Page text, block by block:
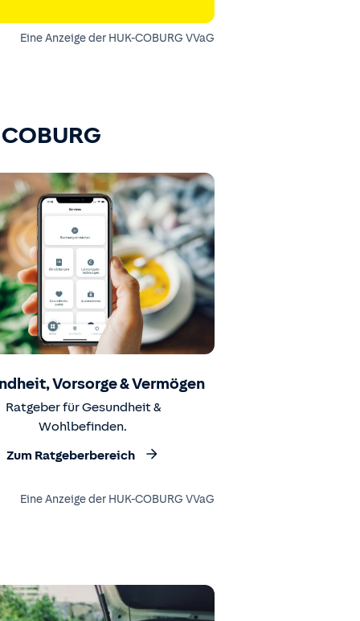
Eine Anzeige der HUK-COBURG VVaG
Vorsorge & Vermögen
Ratgeber für Gesundheit &
Wohlbefinden.
Zum Ratgeberbereich
Eine Anzeige der HUK-COBURG VVaG